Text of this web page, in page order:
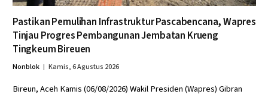
Pastikan Pemulihan Infrastruktur Pascabencana, Wapres
Tinjau Progres Pembangunan Jembatan Krueng
Tingkeum Bireuen
Nonblok Kamis, 6 Agustus 2026
Bireun, Aceh Kamis (06/08/2026) Wakil Presiden (Wapres) Gibran